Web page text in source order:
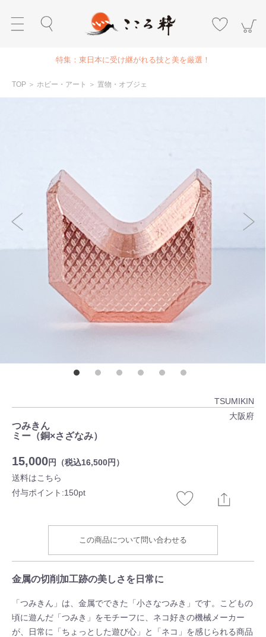
特集：東日本に受け継がれる技と美を厳選！
TOP ＞ ホビー・アート ＞ 置物・オブジェ
TSUMIKIN
大阪府
つみきん
ミー（銅×さざなみ）
15,000円（税込16,500円）
送料はこちら
付与ポイント:150pt
この商品について問い合わせる
金属の切削加工跡の美しさを日常に
「つみきん」は、金属でできた「小さなつみき」です。こどもの
頃に遊んだ「つみき」をモチーフに、ネコ好きの機械メーカー
が、日常に「ちょっとした遊び心」と「ネコ」を感じられる商品